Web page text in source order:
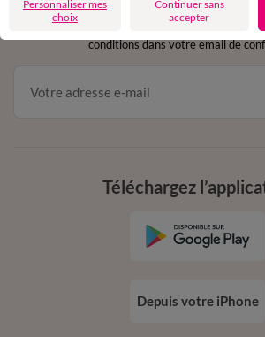
en vous inscrivant à la
conditions dans votre email de
Téléchargez
Depuis votre iPhone
Personnaliser mes
choix
Continuer sans
accepter